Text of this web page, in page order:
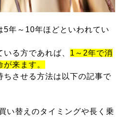
5年～10年ほどといわれてい
る方であれば、 1～2年で消
来ます。
ちさせる方法は以下の記事で
い替えのタイミングや長く乗